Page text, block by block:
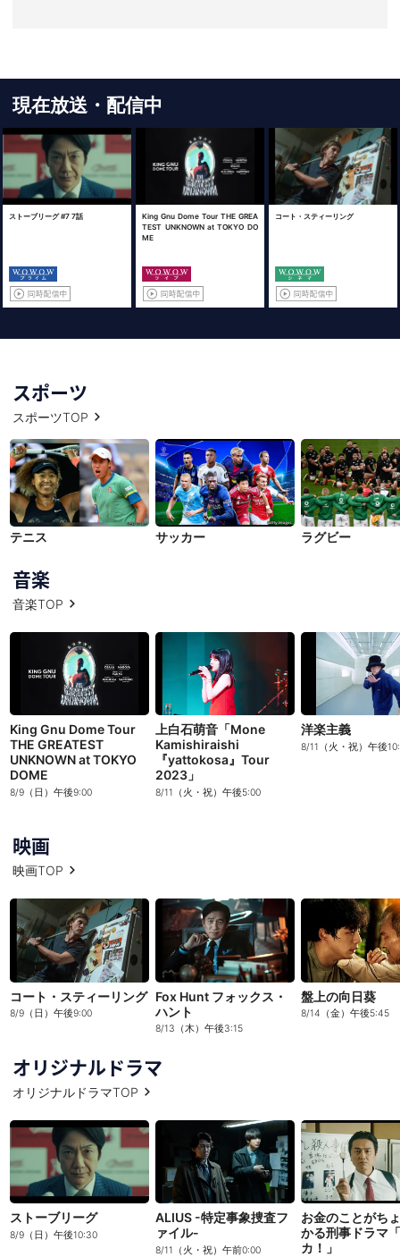
現在放送・配信中
ストーブリーグ #7 7話
King Gnu Dome Tour THE GREA
TEST UNKNOWN at TOKYO DO
ME
コート・スティーリング
スポーツ
スポーツTOP
テニス サッカー ラグビー
音楽
音楽TOP
King Gnu Dome Tour
THE GREATEST
UNKNOWN at TOKYO
DOME
8/9（日）午後9:00
上白石萌音「Mone
Kamishiraishi
『yattokosa』Tour
2023」
8/11（火・祝）午後5:00
洋楽主義
8/11（火・祝）午後
映画
映画TOP
コート・スティーリング
8/9（日）午後9:00
Fox Hunt フォックス・
ハント
8/13（木）午後3:15
盤上の向日葵
8/14（金）午後5:45
オリジナルドラマ
オリジナルドラマTOP
ストーブリーグ
8/9（日）午後10:30
ALIUS -特定事象捜査フ
ァイル-
8/11（火・祝）午前0:00
お金のことがち
かる刑事ドラマ
カ！」